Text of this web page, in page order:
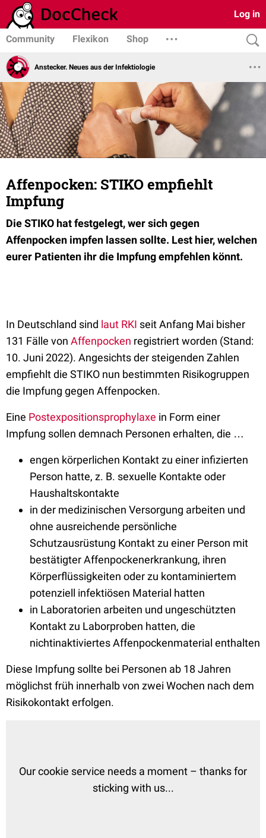
Log in
Community Flexikon Shop
Anstecker. Neues aus der Infektiologie
Affenpocken: STIKO empfiehlt
Impfung
Die STIKO hat festgelegt, wer sich gegen
Affenpocken impfen lassen sollte. Lest hier, welchen
eurer Patienten ihr die Impfung empfehlen könnt.
In Deutschland sind laut RKI seit Anfang Mai bisher
131 Fälle von Affenpocken registriert worden (Stand:
10. Juni 2022). Angesichts der steigenden Zahlen
empfiehlt die STIKO nun bestimmten Risikogruppen
die Impfung gegen Affenpocken.
Eine Postexpositionsprophylaxe in Form einer
Impfung sollen demnach Personen erhalten, die …
engen körperlichen Kontakt zu einer infizierten
Person hatte, z. B. sexuelle Kontakte oder
Haushaltskontakte
in der medizinischen Versorgung arbeiten und
ohne ausreichende persönliche
Schutzausrüstung Kontakt zu einer Person mit
bestätigter Affenpockenerkrankung, ihren
Körperflüssigkeiten oder zu kontaminiertem
potenziell infektiösen Material hatten
in Laboratorien arbeiten und ungeschützten
Kontakt zu Laborproben hatten, die
nichtinaktiviertes Affenpockenmaterial enthalten
Diese Impfung sollte bei Personen ab 18 Jahren
möglichst früh innerhalb von zwei Wochen nach dem
Risikokontakt erfolgen.
Our cookie service needs a moment – thanks for
sticking with us...